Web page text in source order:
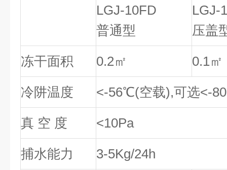
LGJ-10FD
普通型
LGJ-
压盖
冻干面积 0.2㎡ 0.1㎡
冷阱温度 <-56℃(空载),可选<-
真 空 度 <10Pa
捕水能力 3-5Kg/24h